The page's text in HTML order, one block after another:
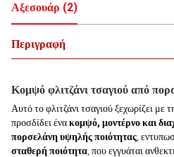
Αξεσουάρ (2)
Περιγραφή
Κομψό φλιτζάνι τσαγιού από
Αυτό το φλιτζάνι τσαγιού ξεχωρίζει με
προσδίδει ένακομψό, μοντέρνο και
πορσελάνη υψηλής ποιότητας ,
σταθερή ποιότητα , που εγγυάται